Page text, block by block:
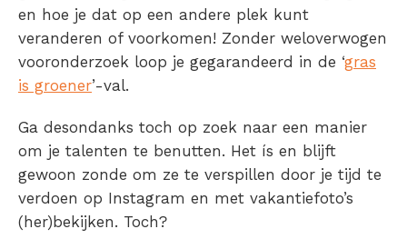
en hoe je dat op een andere plek kunt
veranderen of voorkomen! Zonder weloverwogen
vooronderzoek loop je gegarandeerd in de ‘gras
is groener’-val.
Ga desondanks toch op zoek naar een manier
om je talenten te benutten. Het ís en blijft
gewoon zonde om ze te verspillen door je tijd te
verdoen op Instagram en met vakantiefoto’s
(her)bekijken. Toch?